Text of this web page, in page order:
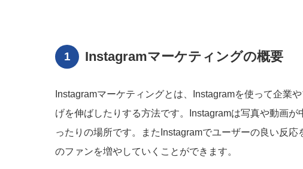
Instagramマーケティングの概要
Instagramマーケティングとは、Instagramを使って企業
げを伸ばしたりする方法です。Instagramは写真や動画
ったりの場所です。またInstagramでユーザーの良い反
のファンを増やしていくことができます。